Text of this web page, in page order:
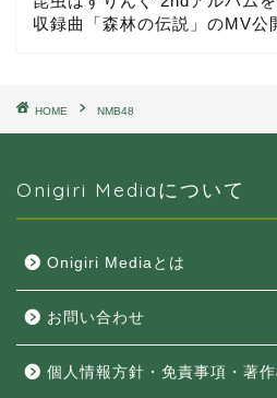
収録曲「森林の伝説」のMV公
HOME NMB48
Onigiri Mediaについて
Onigiri Mediaとは
お問い合わせ
個人情報方針・免責事項・著